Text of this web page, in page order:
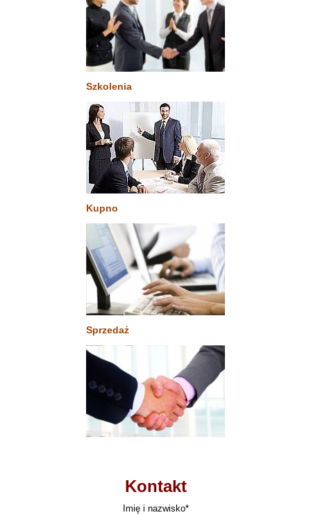
Szkolenia
Kupno
Sprzedaż
Kontakt
Imię i nazwisko*